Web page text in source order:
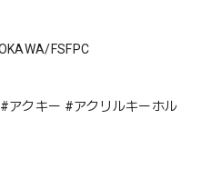
FSFPC
クキー #アクリルキーホル